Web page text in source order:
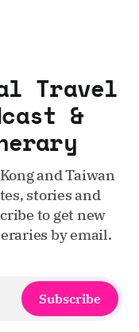
Travel
&
and Taiwan
stories and
to get new
by email.
Subscribe